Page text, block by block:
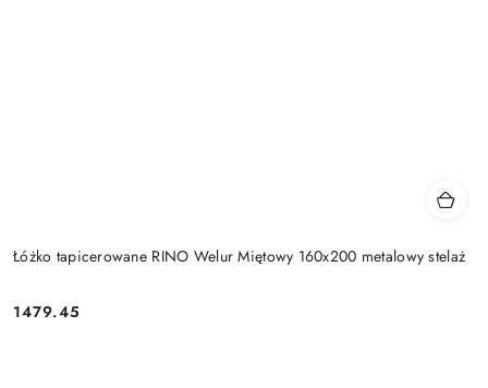
Łóżko tapicerowane RINO Welur Miętowy 160x200 metalowy stelaż
Cena:
1479.45